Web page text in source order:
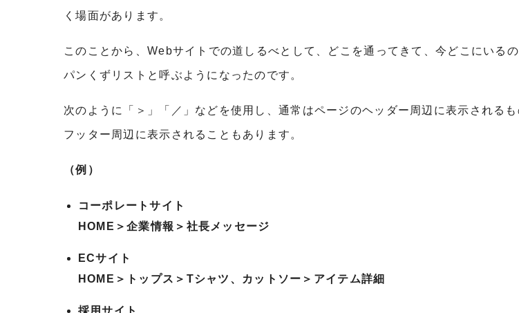
く場面があります。
このことから、Webサイトでの道しるべとして、どこを通ってきて、今どこにいる
パンくずリストと呼ぶようになったのです。
次のように「＞」「／」などを使用し、通常はページのヘッダー周辺に表示される
フッター周辺に表示されることもあります。
（例）
コーポレートサイト
HOME＞企業情報＞社長メッセージ
ECサイト
HOME＞トップス＞Tシャツ、カットソー＞アイテム詳細
採用サイト